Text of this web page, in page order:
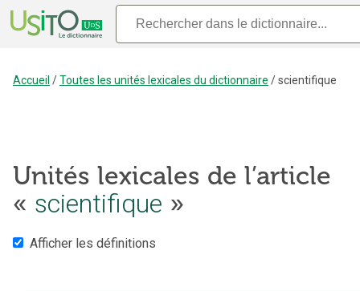
Accueil /Toutes les unités lexicales du dictionnaire /scientifique
Unités lexicales de l’article
« scientifique »
Afficher les définitions